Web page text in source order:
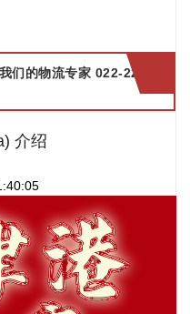
们的物流专家 022-2299
介绍